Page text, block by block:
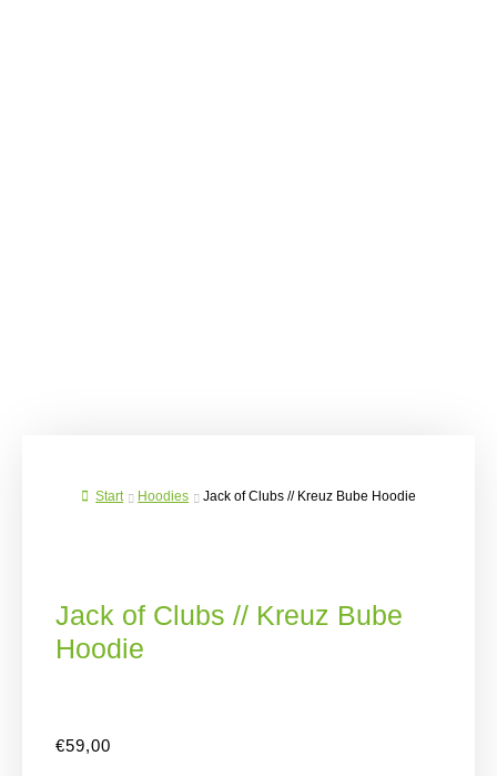
Start Hoodies Jack of Clubs // Kreuz Bube Hoodie
Jack of Clubs // Kreuz Bube
Hoodie
€59,00